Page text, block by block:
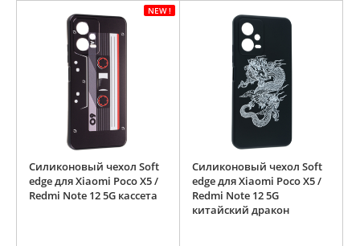
NEW !
Силиконовый чехол Soft
edge для Xiaomi Poco X5 /
Redmi Note 12 5G кассета
Силиконовый чехол Soft
edge для Xiaomi Poco X5 /
Redmi Note 12 5G
китайский дракон